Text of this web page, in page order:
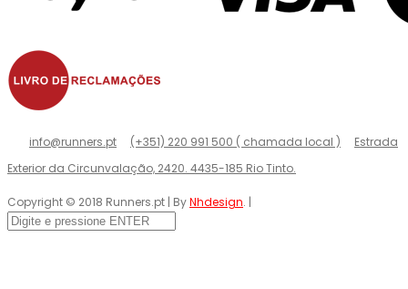
info@runners.pt (+351) 220 991 500 ( chamada local )
Estrada
Exterior da Circunvalação, 2420. 4435-185 Rio Tinto.
Copyright © 2018 Runners.pt | ByNhdesign. |